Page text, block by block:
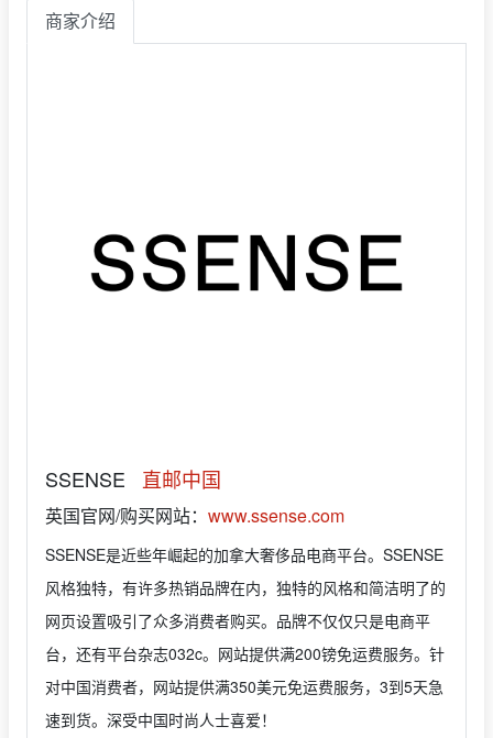
商家介绍
SSENSE 直邮中国
英国官网/购买网站： www.ssense.com
SSENSE是近些年崛起的加拿大奢侈品电商平台。SSENSE
风格独特，有许多热销品牌在内，独特的风格和简洁明了的
网页设置吸引了众多消费者购买。品牌不仅仅只是电商平
台，还有平台杂志032c。网站提供满200镑免运费服务。针
对中国消费者，网站提供满350美元免运费服务，3到5天急
速到货。深受中国时尚人士喜爱！